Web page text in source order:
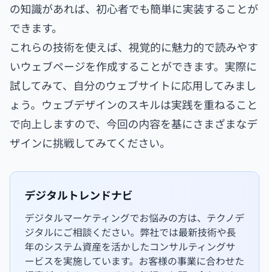
の知識があれば、初心者でも簡単に実装することが
できます。
これらの技術を使えば、視覚的に魅力的で読みやす
いウェブページを作成することができます。実際に
試してみて、自分のウェブサイトに応用してみまし
ょう。ウェブデザインのスキルは実践を重ねること
で向上しますので、今回の内容を基にさまざまなデ
ザインに挑戦してみてください。
デジタルトレンドナビ
デジタルマーケティングでお悩みの方は、テクノデ
ジタルにご相談ください。弊社では最新技術や長
年のシステム資産を活かしたコンサルティングサ
ービスを実施しています。お客様の事業に合わせた